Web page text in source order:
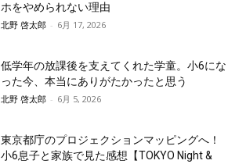
ホをやめられない理由
北野 啓太郎 - 6月 17, 2026
低学年の放課後を支えてくれた学童。小6にな
った今、本当にありがたかったと思う
北野 啓太郎 - 6月 5, 2026
東京都庁のプロジェクションマッピングへ！
小6息子と家族で見た感想【TOKYO Night &